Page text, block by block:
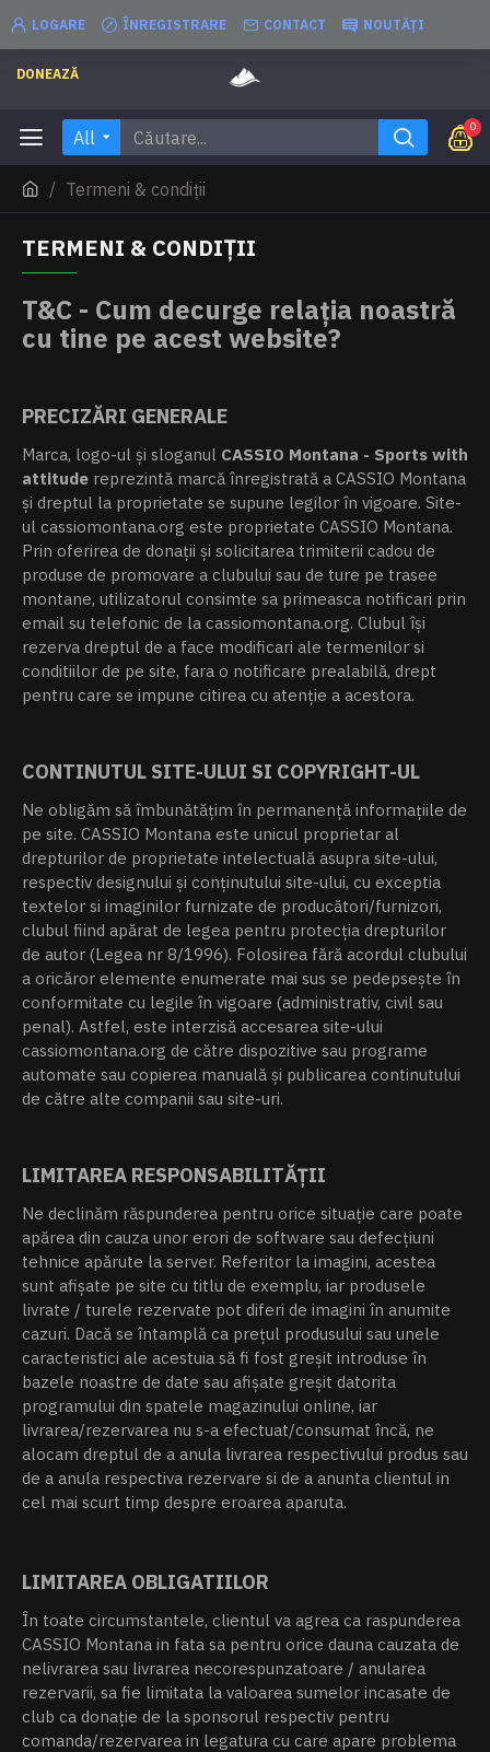
LOGARE ÎNREGISTRARE CONTACT NOUTĂȚI
DONEAZĂ
All 0
Termeni & condiții
TERMENI & CONDIȚII
T&C - Cum decurge relația noastră
cu tine pe acest website?
PRECIZĂRI GENERALE
Marca, logo-ul şi sloganul CASSIO Montana - Sports with
attitude reprezintă marcă înregistrată a CASSIO Montana
şi dreptul la proprietate se supune legilor în vigoare. Site-
ul cassiomontana.org este proprietate CASSIO Montana.
Prin oferirea de donații și solicitarea trimiterii cadou de
produse de promovare a clubului sau de ture pe trasee
montane, utilizatorul consimte sa primeasca notificari prin
email su telefonic de la cassiomontana.org. Clubul îşi
rezerva dreptul de a face modificari ale termenilor si
conditiilor de pe site, fara o notificare prealabilă, drept
pentru care se impune citirea cu atenție a acestora.
CONTINUTUL SITE-ULUI SI COPYRIGHT-UL
Ne obligăm să îmbunătățim în permanență informațiile de
pe site. CASSIO Montana este unicul proprietar al
drepturilor de proprietate intelectuală asupra site-ului,
respectiv designului și conținutului site-ului, cu exceptia
textelor si imaginilor furnizate de producători/furnizori,
clubul fiind apărat de legea pentru protecția drepturilor
de autor (Legea nr 8/1996). Folosirea fără acordul clubului
a oricăror elemente enumerate mai sus se pedepsește în
conformitate cu legile în vigoare (administrativ, civil sau
penal). Astfel, este interzisă accesarea site-ului
cassiomontana.org de către dispozitive sau programe
automate sau copierea manuală și publicarea continutului
de către alte companii sau site-uri.
LIMITAREA RESPONSABILITĂȚII
Ne declinăm răspunderea pentru orice situație care poate
apărea din cauza unor erori de software sau defecțiuni
tehnice apărute la server. Referitor la imagini, acestea
sunt afișate pe site cu titlu de exemplu, iar produsele
livrate / turele rezervate pot diferi de imagini în anumite
cazuri. Dacă se întamplă ca prețul produsului sau unele
caracteristici ale acestuia să fi fost greșit introduse în
bazele noastre de date sau afișate greșit datorita
programului din spatele magazinului online, iar
livrarea/rezervarea nu s-a efectuat/consumat încă, ne
alocam dreptul de a anula livrarea respectivului produs sau
de a anula respectiva rezervare si de a anunta clientul in
cel mai scurt timp despre eroarea aparuta.
LIMITAREA OBLIGATIILOR
În toate circumstantele, clientul va agrea ca raspunderea
CASSIO Montana in fata sa pentru orice dauna cauzata de
nelivrarea sau livrarea necorespunzatoare / anularea
rezervarii, sa fie limitata la valoarea sumelor incasate de
club ca donație de la sponsorul respectiv pentru
comanda/rezervarea in legatura cu care apare problema